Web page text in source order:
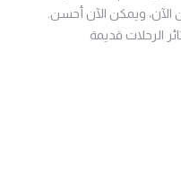
ويمكن الآن أحسن.
الرحلات قديمة